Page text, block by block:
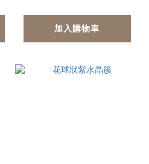
加入購物車